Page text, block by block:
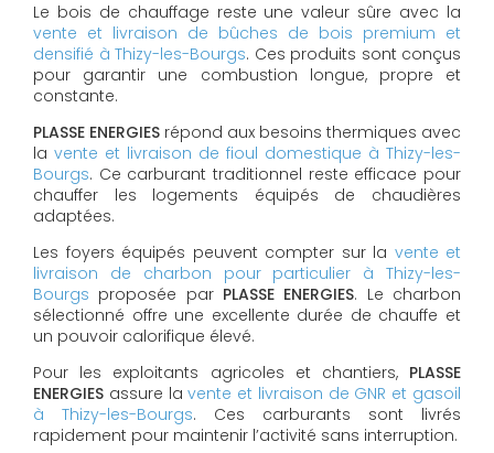
Le bois de chauffage reste une valeur sûre avec la
vente et livraison de bûches de bois premium et
densifié à Thizy-les-Bourgs. Ces produits sont conçus
pour garantir une combustion longue, propre et
constante.
PLASSE ENERGIES répond aux besoins thermiques avec
la vente et livraison de fioul domestique à Thizy-les-
Bourgs. Ce carburant traditionnel reste efficace pour
chauffer les logements équipés de chaudières
adaptées.
Les foyers équipés peuvent compter sur la vente et
livraison de charbon pour particulier à Thizy-les-
Bourgs proposée par PLASSE ENERGIES. Le charbon
sélectionné offre une excellente durée de chauffe et
un pouvoir calorifique élevé.
Pour les exploitants agricoles et chantiers, PLASSE
ENERGIES assure lavente et livraison de GNR et gasoil
à Thizy-les-Bourgs. Ces carburants sont livrés
rapidement pour maintenir l’activité sans interruption.